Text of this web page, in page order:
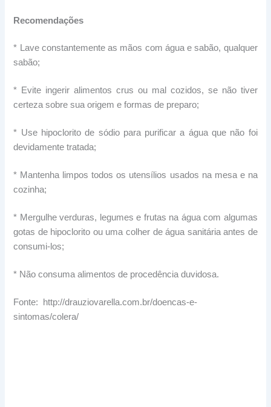
Recomendações
* Lave constantemente as mãos com água e sabão, qualquer
sabão;
* Evite ingerir alimentos crus ou mal cozidos, se não tiver
certeza sobre sua origem e formas de preparo;
* Use hipoclorito de sódio para purificar a água que não foi
devidamente tratada;
* Mantenha limpos todos os utensílios usados na mesa e na
cozinha;
* Mergulhe verduras, legumes e frutas na água com algumas
gotas de hipoclorito ou uma colher de água sanitária antes de
consumi-los;
* Não consuma alimentos de procedência duvidosa.
Fonte: http://drauziovarella.com.br/doencas-e-
sintomas/colera/